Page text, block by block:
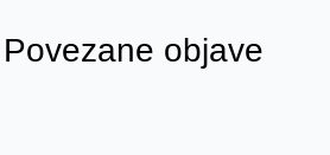
Povezane objave